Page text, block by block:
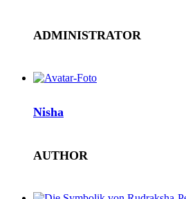
ADMINISTRATOR
Nisha
AUTHOR